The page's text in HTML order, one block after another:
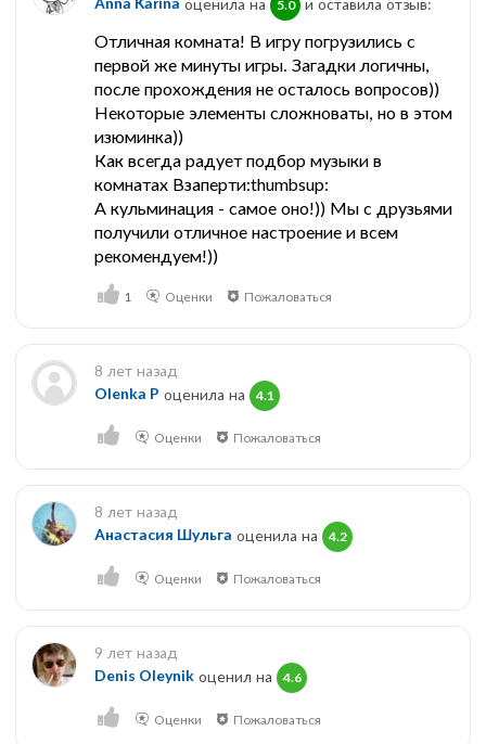
5.0
Отличная комната! В игру погрузились с
первой же минуты игры. Загадки логичны,
после прохождения не осталось вопросов))
Некоторые элементы сложноваты, но в этом
изюминка))
Как всегда радует подбор музыки в
комнатах Взаперти:thumbsup:
А кульминация - самое оно!)) Мы с друзьями
получили отличное настроение и всем
рекомендуем!))
1 Оценки Пожаловаться
8 лет назад
Olenka P оценила на 4.1
Оценки Пожаловаться
8 лет назад
Анастасия Шульга оценила на 4.2
Оценки Пожаловаться
9 лет назад
Denis Oleynik оценил на 4.6
Оценки Пожаловаться